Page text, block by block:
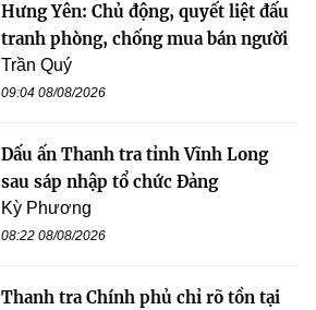
Hưng Yên: Chủ động, quyết liệt đấu
tranh phòng, chống mua bán người
Trần Quý
09:04 08/08/2026
Dấu ấn Thanh tra tỉnh Vĩnh Long
sau sáp nhập tổ chức Đảng
Kỳ Phương
08:22 08/08/2026
Thanh tra Chính phủ chỉ rõ tồn tại